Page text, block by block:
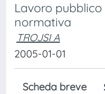
Lavoro
normativa
TROJSI A
2005-01-01
Scheda breve